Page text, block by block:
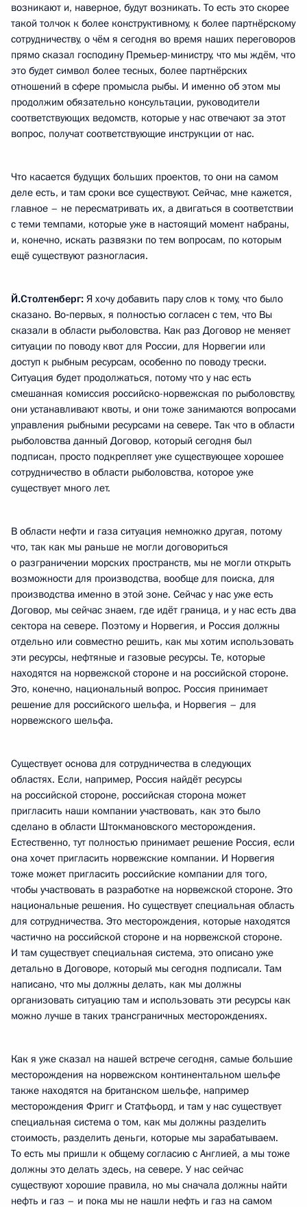
возникают и, наверное, будут возникать. То есть это скорее
такой толчок к более конструктивному, к более партнёрскому
сотрудничеству, о чём я сегодня во время наших переговоров
прямо сказал господину Премьер-министру, что мы ждём, что
это будет символ более тесных, более партнёрских
отношений в сфере промысла рыбы. И именно об этом мы
продолжим обязательно консультации, руководители
соответствующих ведомств, которые у нас отвечают за этот
вопрос, получат соответствующие инструкции от нас.
Что касается будущих больших проектов, то они на самом
деле есть, и там сроки все существуют. Сейчас, мне кажется,
главное – не пересматривать их, а двигаться в соответствии
с теми темпами, которые уже в настоящий момент набраны,
и, конечно, искать развязки по тем вопросам, по которым
ещё существуют разногласия.
Й.Столтенберг: Я хочу добавить пару слов к тому, что было
сказано. Во‑первых, я полностью согласен с тем, что Вы
сказали в области рыболовства. Как раз Договор не меняет
ситуации по поводу квот для России, для Норвегии или
доступ к рыбным ресурсам, особенно по поводу трески.
Ситуация будет продолжаться, потому что у нас есть
смешанная комиссия российско-норвежская по рыболовству,
они устанавливают квоты, и они тоже занимаются вопросами
управления рыбными ресурсами на севере. Так что в области
рыболовства данный Договор, который сегодня был
подписан, просто подкрепляет уже существующее хорошее
сотрудничество в области рыболовства, которое уже
существует много лет.
В области нефти и газа ситуация немножко другая, потому
что, так как мы раньше не могли договориться
о разграничении морских пространств, мы не могли открыть
возможности для производства, вообще для поиска, для
производства именно в этой зоне. Сейчас у нас уже есть
Договор, мы сейчас знаем, где идёт граница, и у нас есть два
сектора на севере. Поэтому и Норвегия, и Россия должны
отдельно или совместно решить, как мы хотим использовать
эти ресурсы, нефтяные и газовые ресурсы. Те, которые
находятся на норвежской стороне и на российской стороне.
Это, конечно, национальный вопрос. Россия принимает
решение для российского шельфа, и Норвегия – для
норвежского шельфа.
Существует основа для сотрудничества в следующих
областях. Если, например, Россия найдёт ресурсы
на российской стороне, российская сторона может
пригласить наши компании участвовать, как это было
сделано в области Штокмановского месторождения.
Естественно, тут полностью принимает решение Россия, если
она хочет пригласить норвежские компании. И Норвегия
тоже может пригласить российские компании для того,
чтобы участвовать в разработке на норвежской стороне. Это
национальные решения. Но существует специальная область
для сотрудничества. Это месторождения, которые находятся
частично на российской стороне и на норвежской стороне.
И там существует специальная система, это описано уже
детально в Договоре, который мы сегодня подписали. Там
написано, что мы должны делать, как мы должны
организовать ситуацию там и использовать эти ресурсы как
можно лучше в таких трансграничных месторождениях.
Как я уже сказал на нашей встрече сегодня, самые большие
месторождения на норвежском континентальном шельфе
также находятся на британском шельфе, например
месторождения Фригг и Статфьорд, и там у нас существует
специальная система о том, как мы должны разделить
стоимость, разделить деньги, которые мы зарабатываем.
То есть мы пришли к общему согласию с Англией, а мы тоже
должны это делать здесь, на севере. У нас сейчас
существуют хорошие правила, но мы сначала должны найти
нефть и газ – и пока мы не нашли нефть и газ на самом